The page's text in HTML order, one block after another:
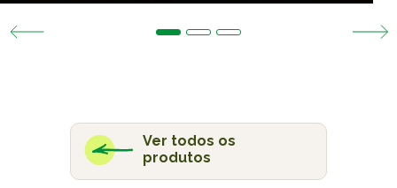
Ver todos os
produtos